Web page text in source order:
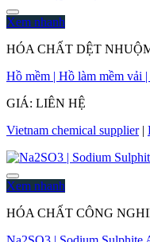
Xem nhanh
HÓA CHẤT DỆT
Hồ mềm | Hồ làm mềm vải
GIÁ: LIÊN HỆ
Vietnam chemical supplier|
Xem nhanh
HÓA CHẤT CÔNG